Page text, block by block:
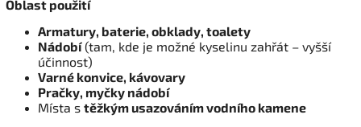
Oblast použití
Armatury, baterie, obklady, toalety
Nádobí(tam, kde je možné kyselinu zahřát – vyšší
účinnost)
Varné konvice, kávovary
Pračky, myčky nádobí
Místa s těžkým usazováním vodního kamene